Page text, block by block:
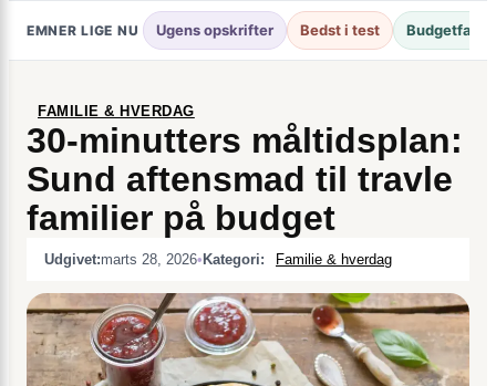
EMNER LIGE NU Ugens opskrifter Bedst i test
FAMILIE & HVERDAG
30-minutters måltidsplan:
Sund aftensmad til travle
familier på budget
Udgivet:marts 28, 2026• Kategori: Familie & hverdag